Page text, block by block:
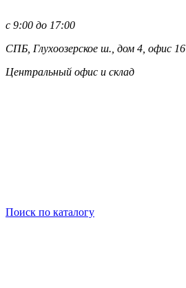
с 9:00 до 17:00
СПБ, Глухоозерское ш., дом 4, офис 16
Центральный офис и склад
Поиск по каталогу